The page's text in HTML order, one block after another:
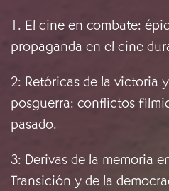
1. El cine en combate:
propaganda en el cine
2: Retóricas de la victoria
posguerra: conflictos
pasado.
3: Derivas de la memoria
Transición y de la